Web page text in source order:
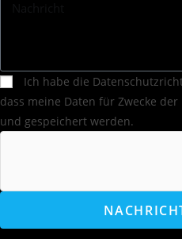
Ich habe die
dass meine Daten für Zwecke
und gespeichert werden.